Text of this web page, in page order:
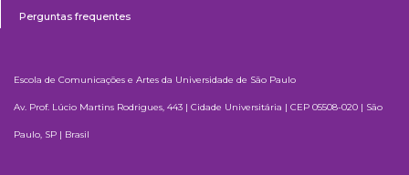
Perguntas frequentes
Escola de Comunicações e Artes da Universidade de São Paulo
Av. Prof. Lúcio Martins Rodrigues, 443 | Cidade Universitária | CEP 05508-020 | São
Paulo, SP | Brasil